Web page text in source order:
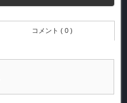
コメント ( 0 )